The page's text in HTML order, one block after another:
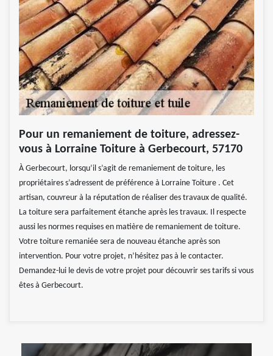
Pour un remaniement de toiture, adressez-
vous à Lorraine Toiture à Gerbecourt, 57170
À Gerbecourt, lorsqu’il s’agit de remaniement de toiture, les
propriétaires s’adressent de préférence à Lorraine Toiture . Cet
artisan, couvreur à la réputation de réaliser des travaux de qualité.
La toiture sera parfaitement étanche après les travaux. Il respecte
aussi les normes requises en matière de remaniement de toiture.
Votre toiture remaniée sera de nouveau étanche après son
intervention. Pour votre projet, n’hésitez pas à le contacter.
Demandez-lui le devis de votre projet pour découvrir ses tarifs si vous
êtes à Gerbecourt.